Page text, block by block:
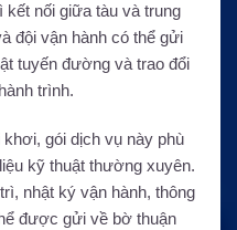
kết nối giữa tàu và trung
đội vận hành có thể gửi
tuyến đường và trao đổi
trình.
khơi, gói dịch vụ này phù
kỹ thuật thường xuyên.
nhật ký vận hành, thông
được gửi về bờ thuận